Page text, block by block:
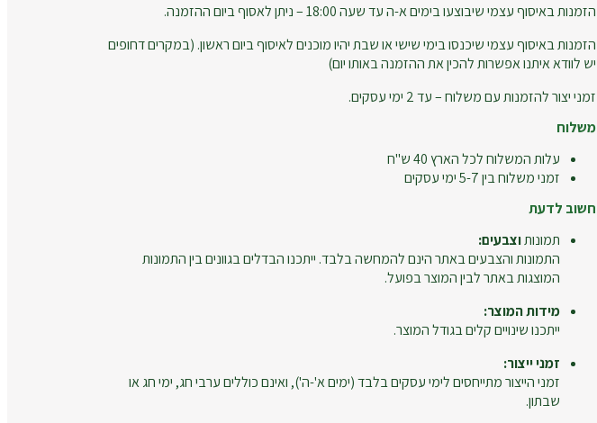
הזמנות באיסוף עצמי שיבוצעו בימים א-ה עד שעה 18:00 – ניתן לאסוף ביום ההזמנה.
הזמנות באיסוף עצמי שיכנסו בימי שישי או שבת יהיו מוכנים לאיסוף ביום ראשון. (במקרים דחופים
יש לוודא איתנו אפשרות להכין את ההזמנה באותו יום)
זמני יצור להזמנות עם משלוח – עד 2 ימי עסקים.
משלוח
עלות המשלוח לכל הארץ 40 ש"ח
זמני משלוח בין 5-7 ימי עסקים
חשוב לדעת
תמונותוצבעים:
התמונות והצבעים באתר הינם להמחשה בלבד. ייתכנו הבדלים בגוונים בין התמונות
המוצגות באתר לבין המוצר בפועל.
מידות המוצר:
ייתכנו שינויים קלים בגודל המוצר.
זמני ייצור:
זמני הייצור מתייחסים לימי עסקים בלבד (ימים א'-ה'), ואינם כוללים ערבי חג, ימי חג או
שבתון.